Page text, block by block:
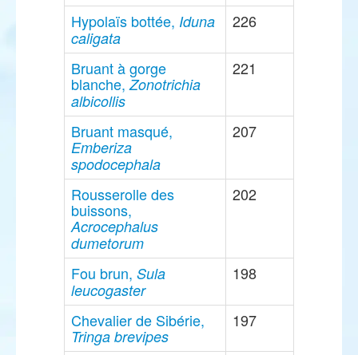
Hypolaïs bottée, Iduna
caligata
226
Bruant à gorge
blanche,Zonotrichia
albicollis
221
Bruant masqué,
Emberiza
spodocephala
207
Rousserolle des
buissons,
Acrocephalus
dumetorum
202
Fou brun, Sula
leucogaster
198
Chevalier de Sibérie,
Tringa brevipes
197